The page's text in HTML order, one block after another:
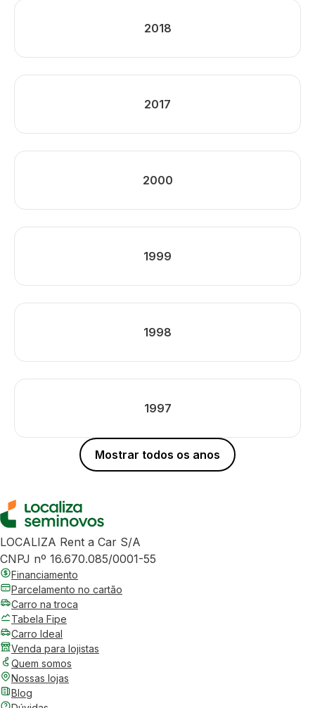
2018
2017
2000
1999
1998
1997
Mostrar todos os anos
LOCALIZA Rent a Car S/A
CNPJ nº 16.670.085/0001-55
Financiamento
Parcelamento no cartão
Carro na troca
Tabela Fipe
Carro Ideal
Venda para lojistas
Quem somos
Nossas lojas
Blog